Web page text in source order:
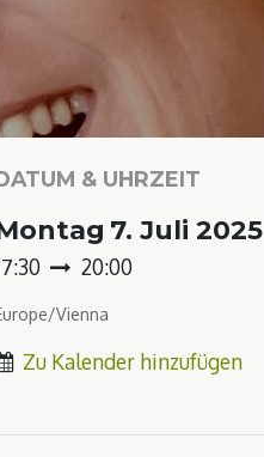
& UHRZEIT
7. Juli 2025
20:00
Vienna
Zu Kalender hinzufügen